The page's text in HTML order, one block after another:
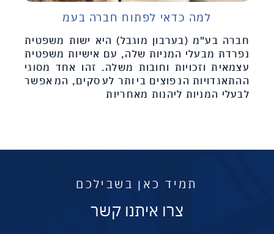
למה כדאי לפתוח חברה בעמ
חברה בע"מ (בערבון מוגבל) היא ישות משפטית
נפרדת מבעלי המניות שלה, עם אישיות משפטית
עצמאית וזכויות וחובות משלה. זהו אחד מסוגי
ההתאגדויות הנפוצים ביותר לעסקים, המאפשר
לבעלי המניות ליהנות מאחריות
תמיד כאן בשבילכם
צרו איתנו קשר